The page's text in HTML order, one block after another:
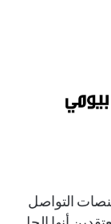
التواصل